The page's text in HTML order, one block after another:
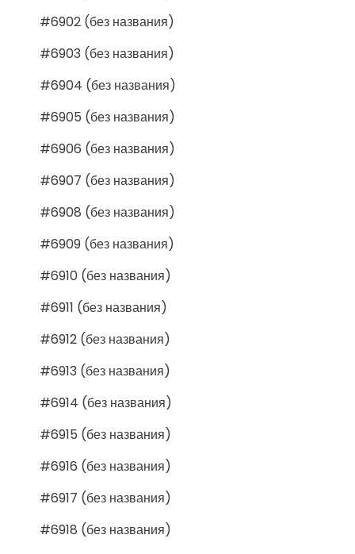
#6902 (без названия)
#6903 (без названия)
#6904 (без названия)
#6905 (без названия)
#6906 (без названия)
#6907 (без названия)
#6908 (без названия)
#6909 (без названия)
#6910 (без названия)
#6911 (без названия)
#6912 (без названия)
#6913 (без названия)
#6914 (без названия)
#6915 (без названия)
#6916 (без названия)
#6917 (без названия)
#6918 (без названия)